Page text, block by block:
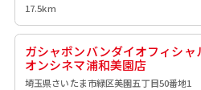
17.5km
ガシャポンバンダイオフィシャ
オンシネマ浦和美園店
埼玉県さいたま市緑区美園五丁目50番地1